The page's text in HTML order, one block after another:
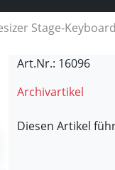
Stage-Keyboard
Art.Nr.: 16096
Archivartikel
Diesen Artikel